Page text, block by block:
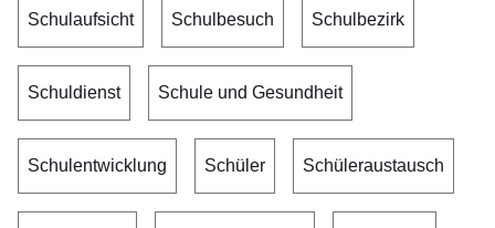
Schulaufsicht Schulbesuch Schulbezirk
Schuldienst Schule und Gesundheit
Schulentwicklung Schüler Schüleraustausch